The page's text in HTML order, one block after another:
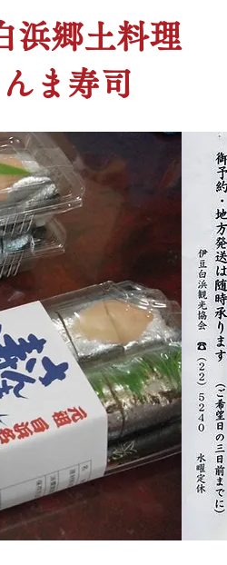
浜郷土料理
んま寿司